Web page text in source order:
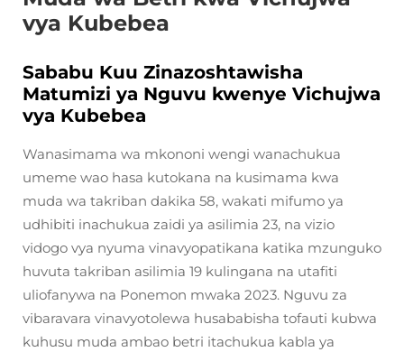
vya Kubebea
Sababu Kuu Zinazoshtawisha
Matumizi ya Nguvu kwenye Vichujwa
vya Kubebea
Wanasimama wa mkononi wengi wanachukua
umeme wao hasa kutokana na kusimama kwa
muda wa takriban dakika 58, wakati mifumo ya
udhibiti inachukua zaidi ya asilimia 23, na vizio
vidogo vya nyuma vinavyopatikana katika mzunguko
huvuta takriban asilimia 19 kulingana na utafiti
uliofanywa na Ponemon mwaka 2023. Nguvu za
vibaravara vinavyotolewa husababisha tofauti kubwa
kuhusu muda ambao betri itachukua kabla ya